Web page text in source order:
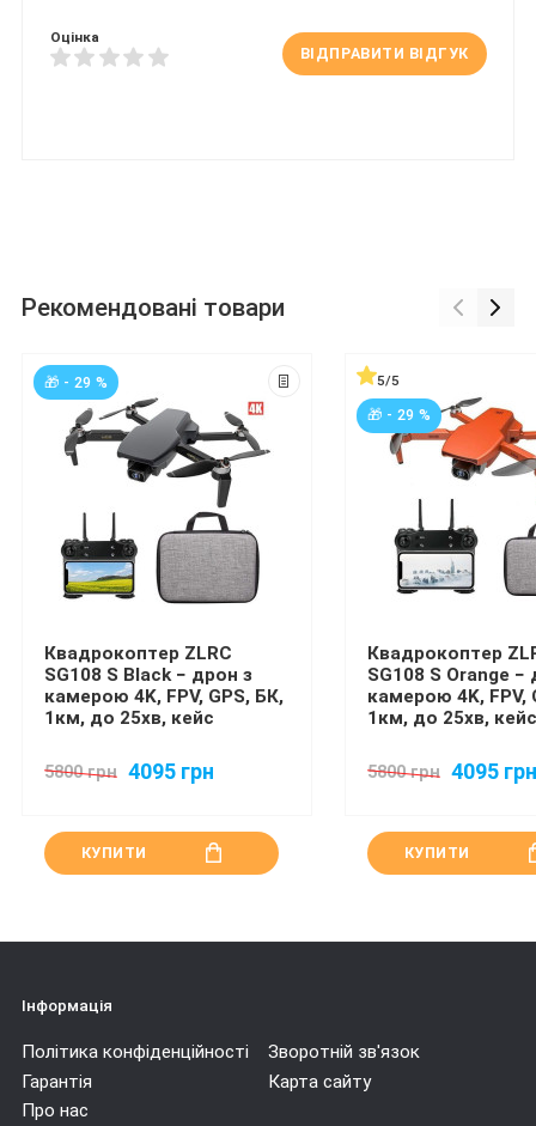
Оцінка
ВІДПРАВИТИ ВІДГУК
Рекомендовані товари
🎁 - 29 %
Квадрокоптер ZLRC
SG108 S Black − дрон з
камерою 4K, FPV, GPS, БК,
1км, до 25хв, кейс
5800 грн 4095 грн
КУПИТИ
5/5
🎁 - 29 %
Квадрокоптер
SG108 S Orange −
камерою 4K, FPV,
1км, до 25хв, кейс
5800 грн 4095 грн
КУПИТИ
Інформація
Політика конфіденційності
Зворотній зв'язок
Гарантія
Карта сайту
Про нас